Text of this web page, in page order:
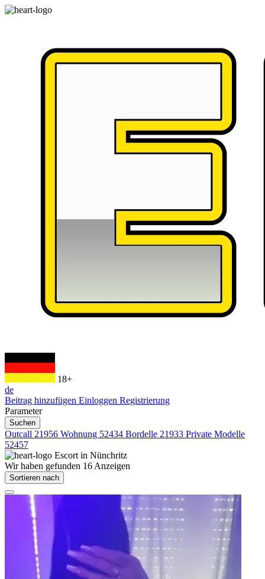
18+
de
Beitrag hinzufügen Einloggen Registrierung
Parameter
Suchen
Outcall 21956 Wohnung 52434 Bordelle 21933 Private Modelle
52457
Escort in Nünchritz
Wir haben gefunden 16 Anzeigen
Sortieren nach